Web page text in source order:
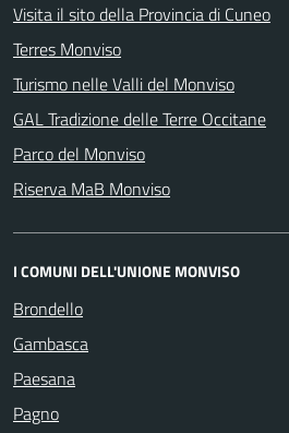
Visita il sito della Provincia di Cuneo
Terres Monviso
Turismo nelle Valli del Monviso
GAL Tradizione delle Terre Occitane
Parco del Monviso
Riserva MaB Monviso
I COMUNI DELL'UNIONE MONVISO
Brondello
Gambasca
Paesana
Pagno